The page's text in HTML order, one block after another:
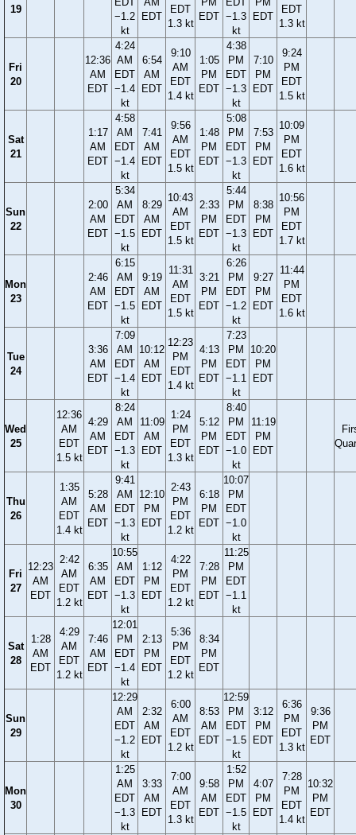
19
−1.2
kt
EDT
EDT
1.3 kt
EDT −1.3
kt
EDT
EDT
1.3 kt
Fri
20
12:36
AM
EDT
4:24
AM
EDT
−1.4
kt
6:54
AM
EDT
9:10
AM
EDT
1.4 kt
1:05
PM
EDT
4:38
PM
EDT
−1.3
kt
7:10
PM
EDT
9:24
PM
EDT
1.5 kt
Sat
21
1:17
AM
EDT
4:58
AM
EDT
−1.4
kt
7:41
AM
EDT
9:56
AM
EDT
1.5 kt
1:48
PM
EDT
5:08
PM
EDT
−1.3
kt
7:53
PM
EDT
10:09
PM
EDT
1.6 kt
Sun
22
2:00
AM
EDT
5:34
AM
EDT
−1.5
kt
8:29
AM
EDT
10:43
AM
EDT
1.5 kt
2:33
PM
EDT
5:44
PM
EDT
−1.3
kt
8:38
PM
EDT
10:56
PM
EDT
1.7 kt
Mon
23
2:46
AM
EDT
6:15
AM
EDT
−1.5
kt
9:19
AM
EDT
11:31
AM
EDT
1.5 kt
3:21
PM
EDT
6:26
PM
EDT
−1.2
kt
9:27
PM
EDT
11:44
PM
EDT
1.6 kt
Tue
24
3:36
AM
EDT
7:09
AM
EDT
−1.4
kt
10:12
AM
EDT
12:23
PM
EDT
1.4 kt
4:13
PM
EDT
7:23
PM
EDT
−1.1
kt
10:20
PM
EDT
Wed
25
12:36
AM
EDT
1.5 kt
4:29
AM
EDT
8:24
AM
EDT
−1.3
kt
11:09
AM
EDT
1:24
PM
EDT
1.3 kt
5:12
PM
EDT
8:40
PM
EDT
−1.0
kt
11:19
PM
EDT
Thu
26
1:35
AM
EDT
1.4 kt
5:28
AM
EDT
9:41
AM
EDT
−1.3
kt
12:10
PM
EDT
2:43
PM
EDT
1.2 kt
6:18
PM
EDT
10:07
PM
EDT
−1.0
kt
Fri
27
12:23
AM
EDT
2:42
AM
EDT
1.2 kt
6:35
AM
EDT
10:55
AM
EDT
−1.3
kt
1:12
PM
EDT
4:22
PM
EDT
1.2 kt
7:28
PM
EDT
11:25
PM
EDT
−1.1
kt
Sat
28
1:28
AM
EDT
4:29
AM
EDT
1.2 kt
7:46
AM
EDT
12:01
PM
EDT
−1.4
kt
2:13
PM
EDT
5:36
PM
EDT
1.2 kt
8:34
PM
EDT
Sun
29
12:29
AM
EDT
−1.2
kt
2:32
AM
EDT
6:00
AM
EDT
1.2 kt
8:53
AM
EDT
12:59
PM
EDT
−1.5
kt
3:12
PM
EDT
6:36
PM
EDT
1.3 kt
9:36
PM
EDT
Mon
30
1:25
AM
EDT
−1.3
kt
3:33
AM
EDT
7:00
AM
EDT
1.3 kt
9:58
AM
EDT
1:52
PM
EDT
−1.5
kt
4:07
PM
EDT
7:28
PM
EDT
1.4 kt
10:32
PM
EDT